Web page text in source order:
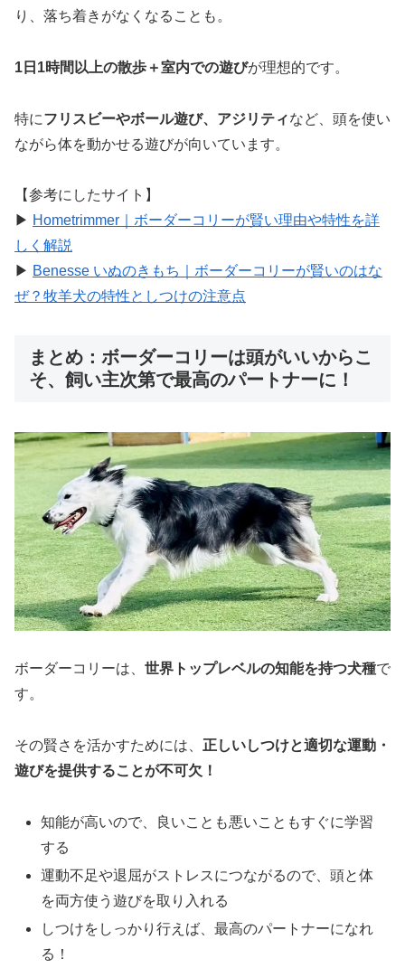
り、落ち着きがなくなることも。
1日1時間以上の散歩＋室内での遊びが理想的です。
特にフリスビーやボール遊び、アジリティなど、頭を使い
ながら体を動かせる遊びが向いています。
【参考にしたサイト】
▶︎ Hometrimmer｜ボーダーコリーが賢い理由や特性を詳
しく解説
▶︎ Benesse いぬのきもち｜ボーダーコリーが賢いのはな
ぜ？牧羊犬の特性としつけの注意点
まとめ：ボーダーコリーは頭がいいからこ
そ、飼い主次第で最高のパートナーに！
ボーダーコリーは、 世界トップレベルの知能を持つ犬種で
す。
その賢さを活かすためには、 正しいしつけと適切な運動・
遊びを提供することが不可欠！
知能が高いので、良いことも悪いこともすぐに学習
する
運動不足や退屈がストレスにつながるので、頭と体
を両方使う遊びを取り入れる
しつけをしっかり行えば、最高のパートナーになれ
る！